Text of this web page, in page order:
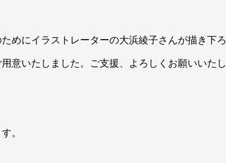
めにイラストレーターの大浜綾子さんが描き下ろ
意いたしました。ご支援、よろしくお願いいたし
。